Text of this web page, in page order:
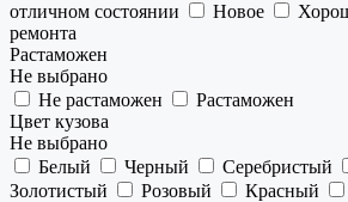
отличном состоянии
Новое
ремонта
Растаможен
Не выбрано
Не растаможен
Растаможен
Цвет кузова
Не выбрано
Белый
Черный Серебристый
Золотистый
Розовый Красный